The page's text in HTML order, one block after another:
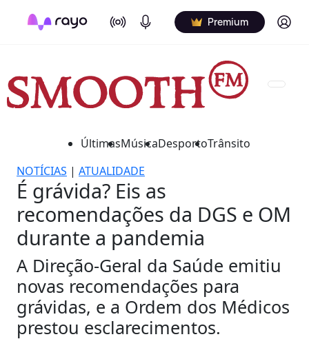
On Air Podcasts Premium Log in
ÚltimasMúsicaDesportoTrânsito
NOTÍCIAS | ATUALIDADE
É grávida? Eis as
recomendações da DGS e OM
durante a pandemia
A Direção-Geral da Saúde emitiu
novas recomendações para
grávidas, e a Ordem dos Médicos
prestou esclarecimentos.